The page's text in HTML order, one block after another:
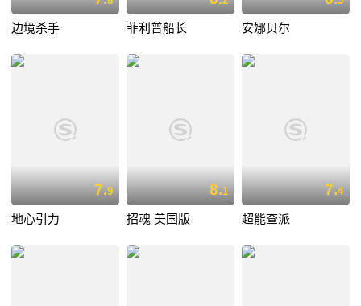
边境杀手 菲利普船长 安娜贝尔
7.9
地心引力
8.1
招魂 美国版
7.4
超能查派